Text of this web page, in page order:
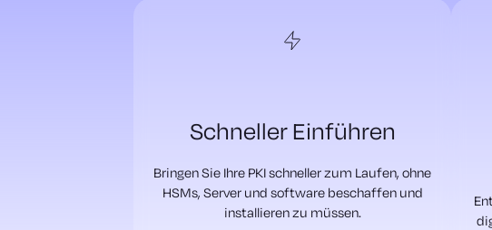
Schneller Einführen
Bringen Sie Ihre PKI schneller zum Laufen, ohne
HSMs, Server und software beschaffen und
installieren zu müssen.